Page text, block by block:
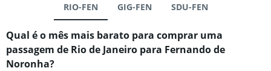
RIO-FEN GIG-FEN SDU-FEN
Qual é o mês mais barato para comprar uma
passagem de Rio de Janeiro para Fernando de
Noronha?